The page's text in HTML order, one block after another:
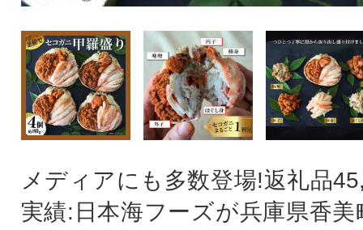
メディアにも多数登場!返礼品
実績:日本海フーズが兵庫県香